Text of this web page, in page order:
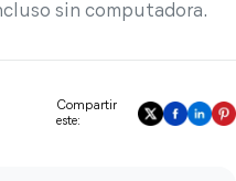
sin computadora.
Compartir
este: